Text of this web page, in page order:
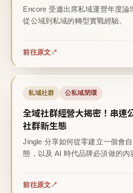
Encore 受邀出席私域運營年度論
從公域到私域的轉型實戰經驗。
前往原文
私域社群 公私域閉環
全域社群經營大揭密！串連
社群新生態
Jingle 分享如何從零建立一個會
態，以及 AI 時代品牌必須做的內
前往原文